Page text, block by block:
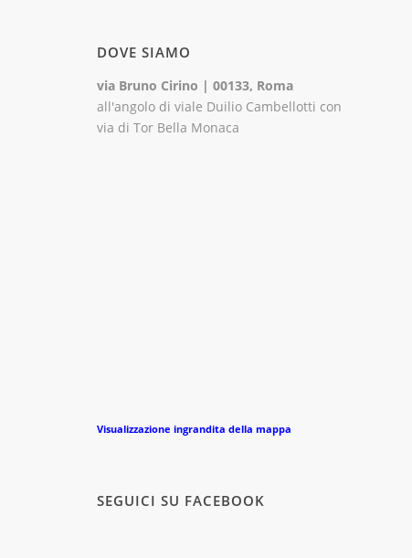
DOVE SIAMO
via Bruno Cirino | 00133, Roma
all'angolo di viale Duilio Cambellotti con
via di Tor Bella Monaca
Visualizzazione ingrandita della mappa
SEGUICI SU FACEBOOK